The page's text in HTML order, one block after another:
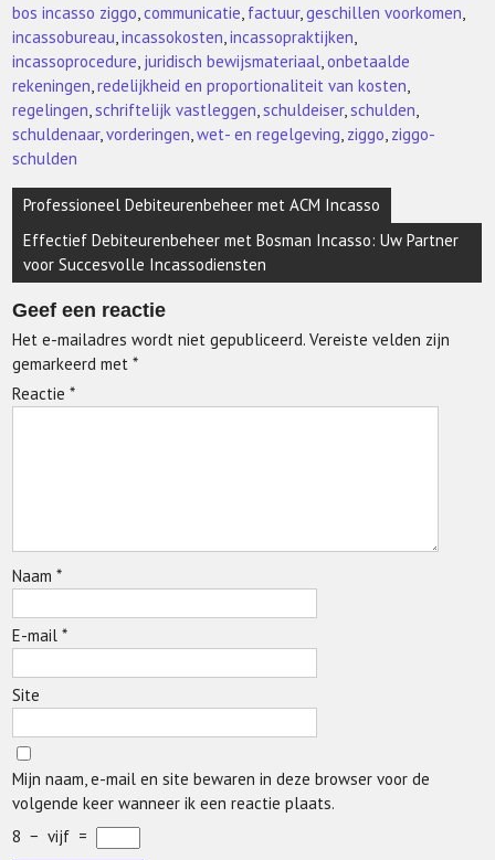
bos incasso ziggo,communicatie, factuur,geschillen voorkomen,
incassobureau,incassokosten,incassopraktijken,
incassoprocedure, juridisch bewijsmateriaal,onbetaalde
rekeningen,redelijkheid en proportionaliteit van kosten,
regelingen,schriftelijk vastleggen,schuldeiser,schulden,
schuldenaar,vorderingen,wet- en regelgeving, ziggo, ziggo-
schulden
Berichtnavigatie
Professioneel Debiteurenbeheer met ACM Incasso
Effectief Debiteurenbeheer met Bosman Incasso: Uw Partner
voor Succesvolle Incassodiensten
Geef een reactie
Het e-mailadres wordt niet gepubliceerd. Vereiste velden zijn
gemarkeerd met*
Reactie*
Naam*
E-mail*
Site
Mijn naam, e-mail en site bewaren in deze browser voor de
volgende keer wanneer ik een reactie plaats.
8 − vijf =